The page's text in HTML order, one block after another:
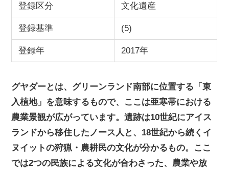
登録区分 文化遺産
登録基準 (5)
登録年 2017年
グヤダーとは、グリーンランド南部に位置する「東
入植地」を意味するもので、ここは亜寒帯における
農業景観が広がっています。遺跡は10世紀にアイス
ランドから移住したノース人と、18世紀から続くイ
ヌイットの狩猟・農耕民の文化が分かるもの。ここ
では2つの民族による文化が合わさった、農業や放